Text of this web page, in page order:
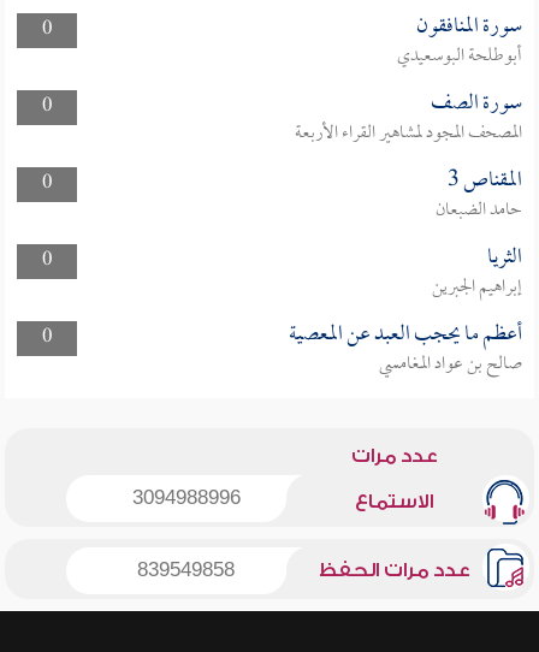
0
سورة المنافقون
أبوطلحة البوسعيدي
0
سورة الصف
المصحف المجود لمشاهير القراء الأربعة
0
المقناص 3
حامد الضبعان
0
الثريا
إبراهيم الجبرين
0
أعظم ما يحجب العبد عن المعصية
صالح بن عواد المغامسي
عدد مرات
الاستماع 3094988996
عدد مرات الحفظ 839549858